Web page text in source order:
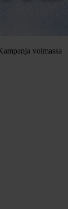
voimassa